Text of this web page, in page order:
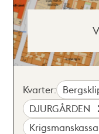
Kvarter:
DJURGÅRDEN